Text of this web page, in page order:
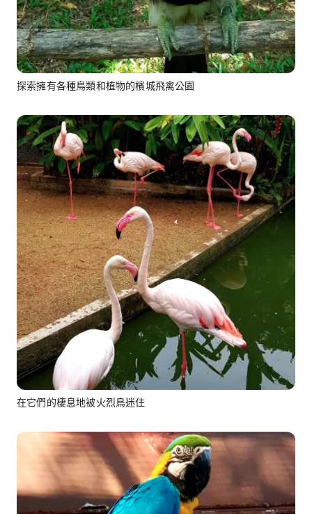
探索擁有各種鳥類和植物的檳城飛禽公園
在它們的棲息地被火烈鳥迷住